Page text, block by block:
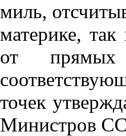
миль, отсчиты
материке,
от прямых
соответствую
точек утв
Министров